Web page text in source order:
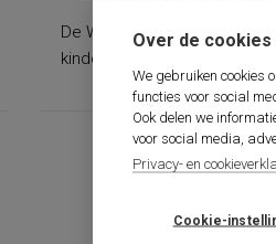
Over de
We gebruiken cookies
functies voor social
Ook delen we
voor social media,
Privacy- en
Cookie-
De WPPSI-IV-NL bestaat
kinderen:leeftijdsband ‘2:6-